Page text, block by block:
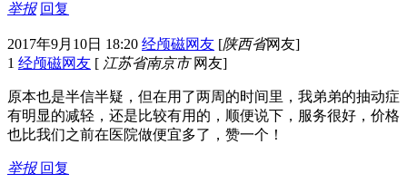
举报 回复
2017年9月10日 18:20 经颅磁网友 [陕西省网友]
1 经颅磁网友 [ 江苏省南京市网友]
原本也是半信半疑，但在用了两周的时间里，我弟弟的抽动症
有明显的减轻，还是比较有用的，顺便说下，服务很好，价格
也比我们之前在医院做便宜多了，赞一个！
举报 回复